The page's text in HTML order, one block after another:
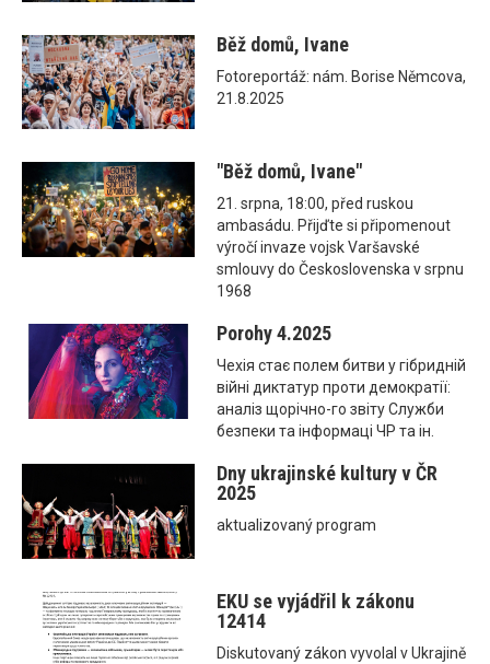
Běž domů, Ivane
Fotoreportáž: nám. Borise Němcova,
21.8.2025
"Běž domů, Ivane"
21. srpna, 18:00, před ruskou
ambasádu. Přijďte si připomenout
výročí invaze vojsk Varšavské
smlouvy do Československa v srpnu
1968
Porohy 4.2025
Чехія стає полем битви у гібридній
війні диктатур проти демократії:
аналіз щорічно-го звіту Служби
безпеки та інформаці ЧР та ін.
Dny ukrajinské kultury v ČR
2025
aktualizovaný program
EKU se vyjádřil k zákonu
12414
Diskutovaný zákon vyvolal v Ukrajině